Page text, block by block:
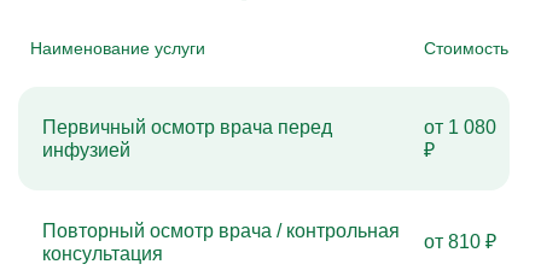
Наименование услуги Стоимость
Первичный осмотр врача перед
инфузией
от 1 080
₽
Повторный осмотр врача / контрольная
консультация
от 810 ₽